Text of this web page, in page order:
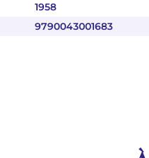
1958
9790043001683